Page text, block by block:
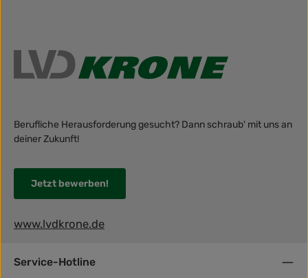
Berufliche Herausforderung gesucht? Dann schraub' mit uns an
deiner Zukunft!
Jetzt bewerben!
www.lvdkrone.de
Service-Hotline